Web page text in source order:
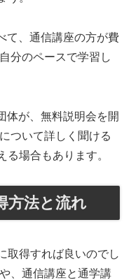
て、通信講座の方が費
分のペースで学習し
体が、無料説明会を開
ついて詳しく聞ける
る場合もあります。
方法と流れ
取得すれば良いのでし
、通信講座と通学講